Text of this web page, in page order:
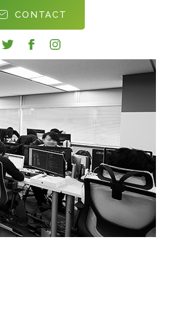
CONTACT
twitterfacebookinstagram